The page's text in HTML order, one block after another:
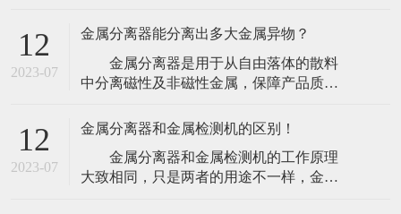
性取决于电磁发射器频率的安稳性，一般
低，对铁的检测功能越好；作业频率越
高，对高碳钢的检测功能越好。检测器的
12
2023-07
金属分离器能分离出多大金属异物？
金属分离器是用于从自由落体的散料
中分离磁性及非磁性金属，保障产品质
测散料产品，避免金属颗粒、金属粉末、
提高生产效率、提高原料利用率、提升产
品质量、减少设备维修费用及停工维修带
12
2023-07
金属分离器和金属检测机的区别！
金属分离器和金属检测机的工作原理
大致相同，只是两者的用途不一样，金属